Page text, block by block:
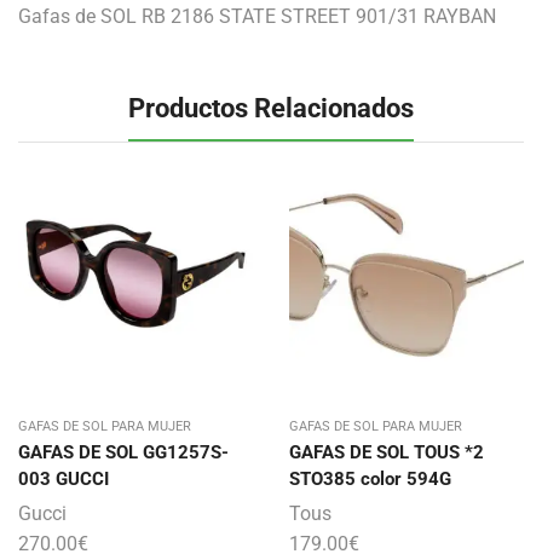
Gafas de SOL RB 2186 STATE STREET 901/31 RAYBAN
Productos Relacionados
GAFAS DE SOL PARA MUJER
GAFAS DE SOL GG1257S-
003 GUCCI
Gucci
270.00€
GAFAS DE SOL PARA MUJER
GAFAS DE SOL TOUS *2
STO385 color 594G
Tous
179.00€